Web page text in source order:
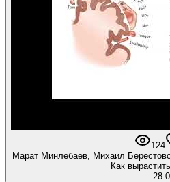
124
Марат Минлебаев, Михаил
Как